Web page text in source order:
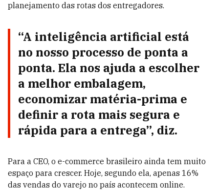
planejamento das rotas dos entregadores.
“A inteligência artificial está
no nosso processo de ponta a
ponta. Ela nos ajuda a escolher
a melhor embalagem,
economizar matéria-prima e
definir a rota mais segura e
rápida para a entrega”, diz.
Para a CEO, o e-commerce brasileiro ainda tem muito
espaço para crescer. Hoje, segundo ela, apenas 16%
das vendas do varejo no país acontecem online.